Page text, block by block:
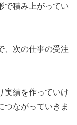
で積み上がってい
、次の仕事の受注
実績を作っていけ
つながっていきま